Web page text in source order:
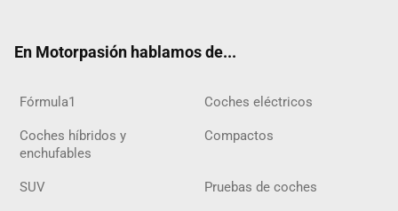
En Motorpasión hablamos de...
Fórmula1 Coches eléctricos
Coches híbridos y
enchufables
Compactos
SUV Pruebas de coches